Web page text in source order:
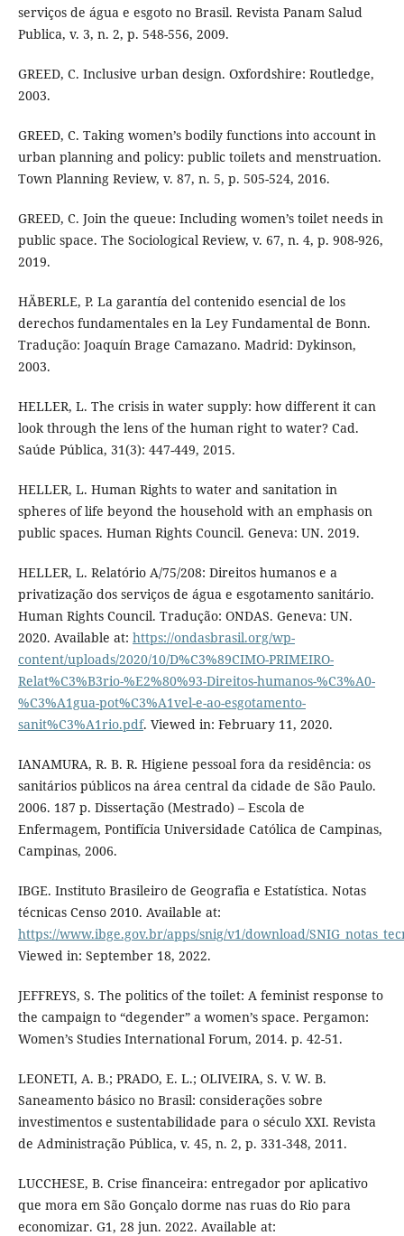
serviços de água e esgoto no Brasil. Revista Panam Salud
Publica, v. 3, n. 2, p. 548-556, 2009.
GREED, C. Inclusive urban design. Oxfordshire: Routledge,
2003.
GREED, C. Taking women’s bodily functions into account in
urban planning and policy: public toilets and menstruation.
Town Planning Review, v. 87, n. 5, p. 505-524, 2016.
GREED, C. Join the queue: Including women’s toilet needs in
public space. The Sociological Review, v. 67, n. 4, p. 908-926,
2019.
HÄBERLE, P. La garantía del contenido esencial de los
derechos fundamentales en la Ley Fundamental de Bonn.
Tradução: Joaquín Brage Camazano. Madrid: Dykinson,
2003.
HELLER, L. The crisis in water supply: how different it can
look through the lens of the human right to water? Cad.
Saúde Pública, 31(3): 447-449, 2015.
HELLER, L. Human Rights to water and sanitation in
spheres of life beyond the household with an emphasis on
public spaces. Human Rights Council. Geneva: UN. 2019.
HELLER, L. Relatório A/75/208: Direitos humanos e a
privatização dos serviços de água e esgotamento sanitário.
Human Rights Council. Tradução: ONDAS. Geneva: UN.
2020. Available at: https://ondasbrasil.org/wp-
content/uploads/2020/10/D%C3%89CIMO-PRIMEIRO-
Relat%C3%B3rio-%E2%80%93-Direitos-humanos-%C3%A0-
%C3%A1gua-pot%C3%A1vel-e-ao-esgotamento-
sanit%C3%A1rio.pdf. Viewed in: February 11, 2020.
IANAMURA, R. B. R. Higiene pessoal fora da residência: os
sanitários públicos na área central da cidade de São Paulo.
2006. 187 p. Dissertação (Mestrado) – Escola de
Enfermagem, Pontifícia Universidade Católica de Campinas,
Campinas, 2006.
IBGE. Instituto Brasileiro de Geografia e Estatística. Notas
técnicas Censo 2010. Available at:
https://www.ibge.gov.br/apps/snig/v1/download/
Viewed in: September 18, 2022.
JEFFREYS, S. The politics of the toilet: A feminist response to
the campaign to “degender” a women’s space. Pergamon:
Women’s Studies International Forum, 2014. p. 42-51.
LEONETI, A. B.; PRADO, E. L.; OLIVEIRA, S. V. W. B.
Saneamento básico no Brasil: considerações sobre
investimentos e sustentabilidade para o século XXI. Revista
de Administração Pública, v. 45, n. 2, p. 331-348, 2011.
LUCCHESE, B. Crise financeira: entregador por aplicativo
que mora em São Gonçalo dorme nas ruas do Rio para
economizar. G1, 28 jun. 2022. Available at: